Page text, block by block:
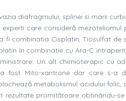
diafragmului, splinei si marii
care consideră mezoteliomul
combinatia Cisplatin, Tiosulfat de
în combinatie cu Ara-C
Un alt chimioterapic cu
fost Mito-xantrone dar care s-a
metabolismul acidului
rezultate promitătoare obtinându-